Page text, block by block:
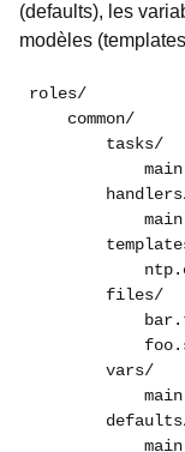
(defaults), les
modèles
roles/
common/
tasks/
files/
vars/